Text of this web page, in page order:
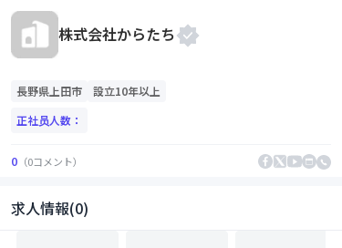
株式会社からたち
長野県 上田市
設立10年以上
正社员人数：
0 （0コメント）
求人情報(0)